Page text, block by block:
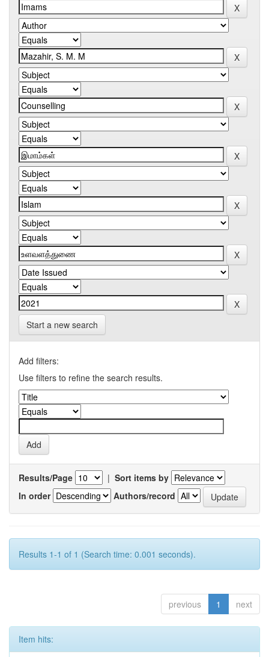
Start a new search
Add filters:
Use filters to refine the search results.
Results/Page | Sort items by
In order
Authors/record
Results 1-1 of 1 (Search time: 0.001 seconds).
previous 1 next
Item hits: